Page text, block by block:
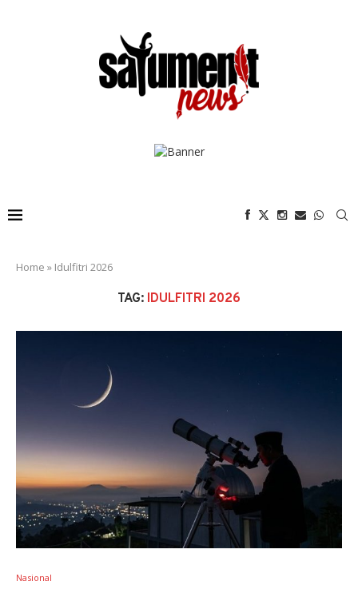
Home » Idulfitri 2026
TAG: IDULFITRI 2026
Nasional